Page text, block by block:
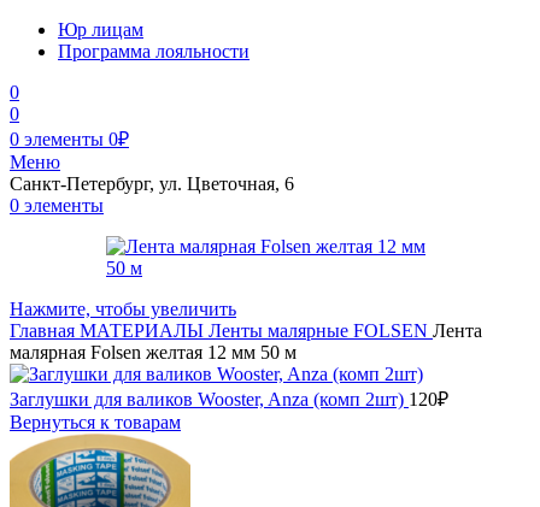
Юр лицам
Программа лояльности
0
0
0 элементы 0₽
Меню
Санкт-Петербург, ул. Цветочная, 6
0 элементы
Нажмите, чтобы увеличить
Главная МАТЕРИАЛЫ Ленты малярные FOLSEN Лента
малярная Folsen желтая 12 мм 50 м
Заглушки для валиков Wooster, Anza (комп 2шт) 120₽
Вернуться к товарам